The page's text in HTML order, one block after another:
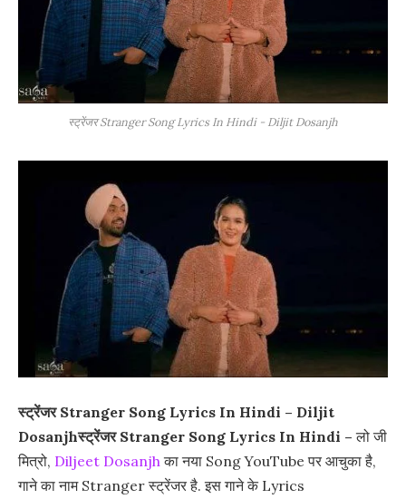
स्ट्रेंजर Stranger Song Lyrics In Hindi - Diljit Dosanjh
स्ट्रेंजर Stranger Song Lyrics In Hindi – Diljit
Dosanjhस्ट्रेंजर Stranger Song Lyrics In Hindi –लो जी
मित्रो, Diljeet Dosanjh का नया Song YouTube पर आचुका है,
गाने का नाम Stranger स्ट्रेंजर है. इस गाने के Lyrics